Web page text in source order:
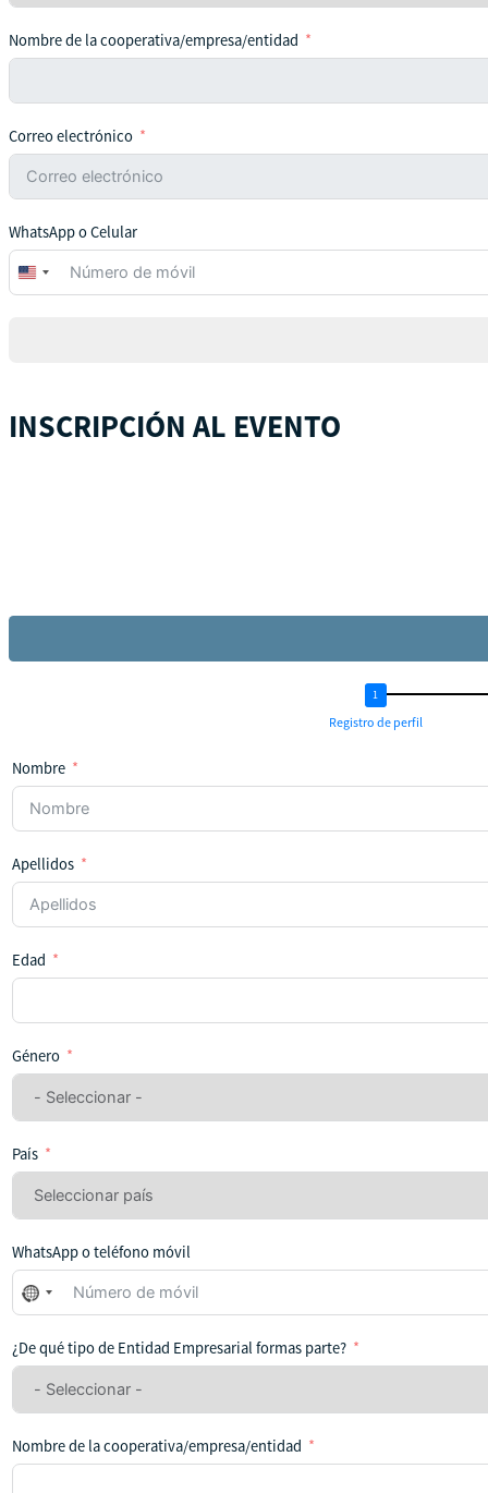
Nombre de la cooperativa/empresa/entidad
Correo electrónico
WhatsApp o Celular
United
States
INSCRIPCIÓN AL EVENTO
Registro de perfil
Nombre
Apellidos
Edad
Género
País
WhatsApp o teléfono móvil
No
se
seleccionado
ningún
¿De qué tipo de Entidad Empresarial formas parte?
Nombre de la cooperativa/empresa/entidad